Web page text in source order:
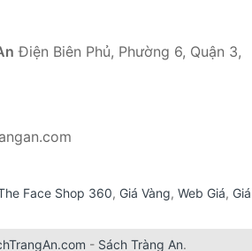
Điện Biên Phủ, Phường 6, Quận 3,
Face Shop 360, Giá Vàng, Web Giá, Giá
- Sách Tràng An.